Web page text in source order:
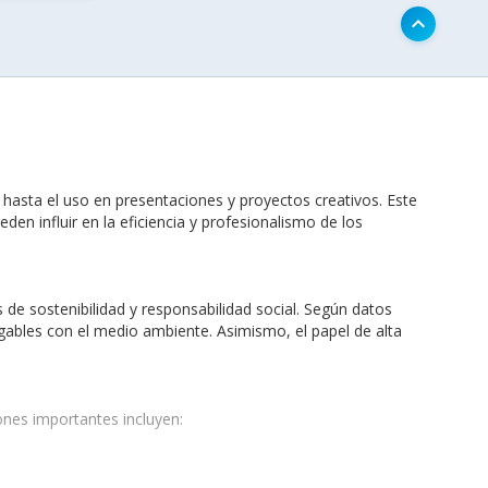
keyboard_arrow_up
el uso en presentaciones y proyectos creativos. Este
influir en la eficiencia y profesionalismo de los
sostenibilidad y responsabilidad social. Según datos
con el medio ambiente. Asimismo, el papel de alta
importantes incluyen: